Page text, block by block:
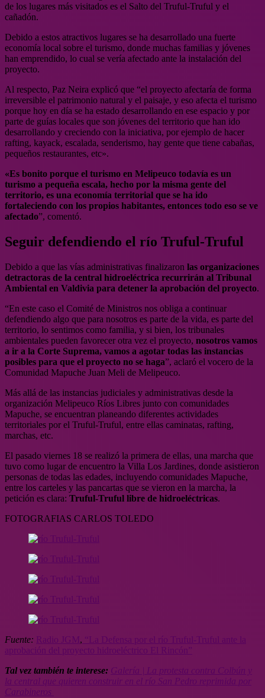
de los lugares más visitados es el Salto del Truful-Truful y el
cañadón.
Debido a estos atractivos lugares se ha desarrollado una fuerte
economía local sobre el turismo, donde muchas familias y jóvenes
han emprendido, lo cual se vería afectado ante la instalación del
proyecto.
Al respecto, Paz Neira explicó que “el proyecto afectaría de forma
irreversible el patrimonio natural y el paisaje, y eso afecta el turismo
porque hoy en día se ha estado desarrollando en ese espacio y por
parte de guías locales que son jóvenes del territorio que han ido
desarrollando y creciendo con la iniciativa, por ejemplo de hacer
rafting, kayack, escalada, senderismo, hay gente que tiene cabañas,
pequeños restaurantes, etc».
«Es bonito porque el turismo en Melipeuco todavía es un
turismo a pequeña escala, hecho por la misma gente del
territorio, es una economía territorial que se ha ido
fortaleciendo con los propios habitantes, entonces todo eso se ve
afectado”, comentó.
Seguir defendiendo el río Truful-Truful
Debido a que las vías administrativas finalizaron las organizaciones
detractoras de la central hidroeléctrica recurrirán al Tribunal
Ambiental en Valdivia para detener la aprobación del proyecto.
“En este caso el Comité de Ministros nos obliga a continuar
defendiendo algo que para nosotros es parte de la vida, es parte del
territorio, lo sentimos como familia, y si bien, los tribunales
ambientales pueden favorecer otra vez el proyecto, nosotros vamos
a ir a la Corte Suprema, vamos a agotar todas las instancias
posibles para que el proyecto no se haga”, aclaró el vocero de la
Comunidad Mapuche Juan Meli de Melipeuco.
Más allá de las instancias judiciales y administrativas desde la
organización Melipeuco Ríos Libres junto con comunidades
Mapuche, se encuentran planeando diferentes actividades
territoriales por el Truful-Truful, entre ellas caminatas, rafting,
marchas, etc.
El pasado viernes 18 se realizó la primera de ellas, una marcha que
tuvo como lugar de encuentro la Villa Los Jardines, donde asistieron
personas de todas las edades, incluyendo comunidades Mapuche,
entre los carteles y las pancartas que se vieron en la marcha, la
petición es clara: Truful-Truful libre de hidroeléctricas.
FOTOGRAFIAS CARLOS TOLEDO
Fuente: Radio JGM, “La Defensa por el río Truful-Truful ante la
aprobación del proyecto hidroeléctrico El Rincón”
Tal vez también te interese: Galería | La protesta contra Colbún y
la central que quieren construir en el río San Pedro reprimida por
Carabineros